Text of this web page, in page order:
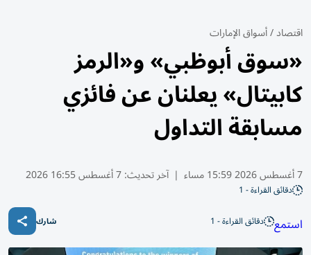
اقتصاد/أسواق الإمارات
«سوق أبوظبي» و«الرمز
كابيتال» يعلنان عن فائزي
مسابقة التداول
7 أغسطس 2026 15:59 مساء | آخر تحديث:7 أغسطس 16:55 2026
دقائق القراءة - 1
استمع دقائق القراءة - 1 شارك